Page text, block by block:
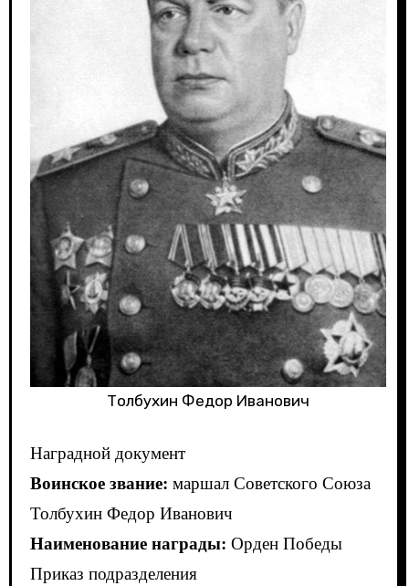
Толбухин Федор Иванович
Наградной документ
Воинское звание: маршал Советского Союза
Толбухин Федор Иванович
Наименование награды: Орден Победы
Приказ подразделения